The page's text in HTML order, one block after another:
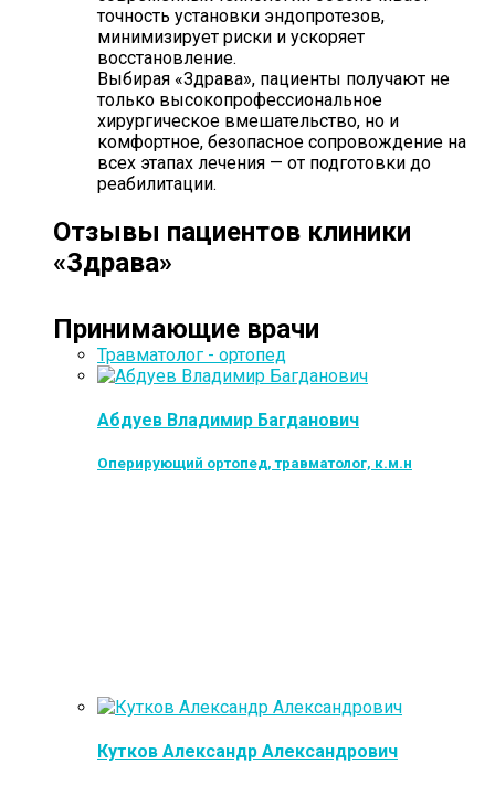
точность установки эндопротезов,
минимизирует риски и ускоряет
восстановление.
Выбирая «Здрава», пациенты получают не
только высокопрофессиональное
хирургическое вмешательство, но и
комфортное, безопасное сопровождение на
всех этапах лечения — от подготовки до
реабилитации.
Отзывы пациентов клиники
«Здрава»
Принимающие врачи
Травматолог - ортопед
Абдуев Владимир Багданович
Оперирующий ортопед, травматолог, к.м.н
Кутков Александр Александрович